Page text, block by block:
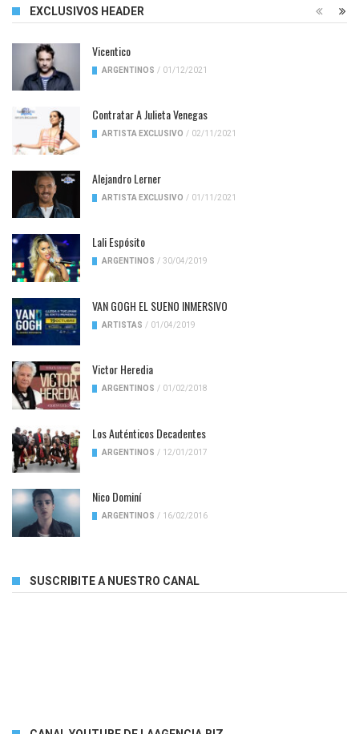
EXCLUSIVOS HEADER
Vicentico
ARGENTINOS / 01/12/2021
Contratar A Julieta Venegas
ARTISTA EXCLUSIVO / 02/11/2021
Alejandro Lerner
ARTISTA EXCLUSIVO / 01/11/2021
Lali Espósito
ARGENTINOS / 30/04/2019
VAN GOGH EL SUENO INMERSIVO
ARTISTAS / 01/04/2019
Victor Heredia
ARGENTINOS / 01/02/2018
Los Auténticos Decadentes
ARGENTINOS / 12/01/2017
Nico Dominí
ARGENTINOS / 16/02/2016
SUSCRIBITE A NUESTRO CANAL